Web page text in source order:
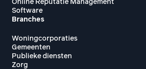
Online Reputatie Management
Software
Branches
Woningcorporaties
Gemeenten
Publieke diensten
Zorg